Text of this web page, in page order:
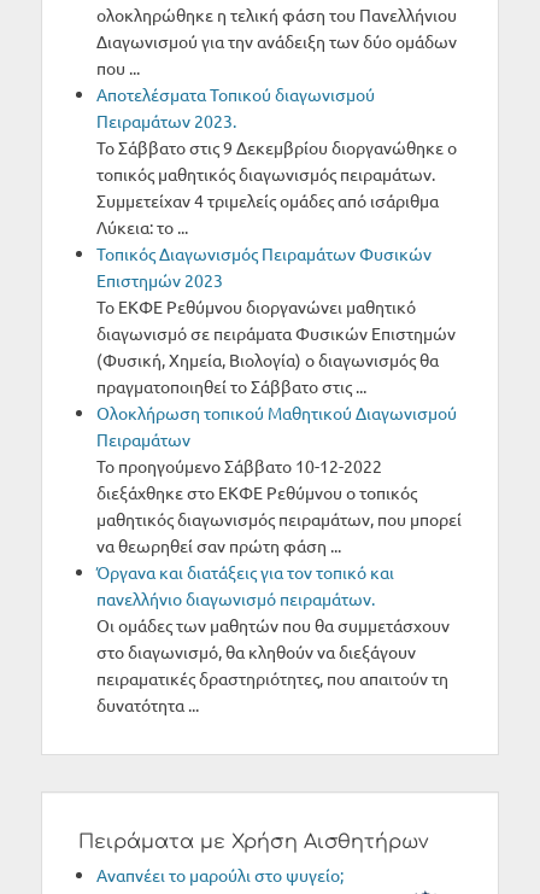
ολοκληρώθηκε η τελική φάση του Πανελλήνιου
Διαγωνισμού για την ανάδειξη των δύο ομάδων
που ...
Αποτελέσματα Τοπικού διαγωνισμού
Πειραμάτων 2023.
Το Σάββατο στις 9 Δεκεμβρίου διοργανώθηκε ο
τοπικός μαθητικός διαγωνισμός πειραμάτων.
Συμμετείχαν 4 τριμελείς ομάδες από ισάριθμα
Λύκεια: το ...
Τοπικός Διαγωνισμός Πειραμάτων Φυσικών
Επιστημών 2023
Το ΕΚΦΕ Ρεθύμνου διοργανώνει μαθητικό
διαγωνισμό σε πειράματα Φυσικών Επιστημών
(Φυσική, Χημεία, Βιολογία) ο διαγωνισμός θα
πραγματοποιηθεί το Σάββατο στις ...
Oλοκλήρωση τοπικού Μαθητικού Διαγωνισμού
Πειραμάτων
Το προηγούμενο Σάββατο 10-12-2022
διεξάχθηκε στο ΕΚΦΕ Ρεθύμνου ο τοπικός
μαθητικός διαγωνισμός πειραμάτων, που μπορεί
να θεωρηθεί σαν πρώτη φάση ...
Όργανα και διατάξεις για τον τοπικό και
πανελλήνιο διαγωνισμό πειραμάτων.
Οι ομάδες των μαθητών που θα συμμετάσχουν
στο διαγωνισμό, θα κληθούν να διεξάγουν
πειραματικές δραστηριότητες, που απαιτούν τη
δυνατότητα ...
Πειράματα με Χρήση Αισθητήρων
Aναπνέει το μαρούλι στο ψυγείο;